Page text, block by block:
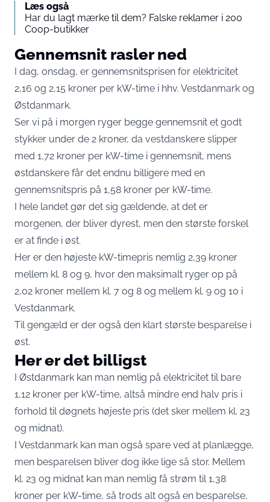
Læs også
Har du lagt mærke til dem? Falske reklamer i 200
Coop-butikker
Gennemsnit rasler ned
I dag, onsdag, er gennemsnitsprisen for elektricitet
2,16 og 2,15 kroner per kW-time i hhv. Vestdanmark og
Østdanmark.
Ser vi på i morgen ryger begge gennemsnit et godt
stykker under de 2 kroner, da vestdanskere slipper
med 1,72 kroner per kW-time i gennemsnit, mens
østdanskere får det endnu billigere med en
gennemsnitspris på 1,58 kroner per kW-time.
I hele landet gør det sig gældende, at det er
morgenen, der bliver dyrest, men den største forskel
er at finde i øst.
Her er den højeste kW-timepris nemlig 2,39 kroner
mellem kl. 8 og 9, hvor den maksimalt ryger op på
2,02 kroner mellem kl. 7 og 8 og mellem kl. 9 og 10 i
Vestdanmark.
Til gengæld er der også den klart største besparelse i
øst.
Her er det billigst
I Østdanmark kan man nemlig på elektricitet til bare
1,12 kroner per kW-time, altså mindre end halv pris i
forhold til døgnets højeste pris (det sker mellem kl. 23
og midnat).
I Vestdanmark kan man også spare ved at planlægge,
men besparelsen bliver dog ikke lige så stor. Mellem
kl. 23 og midnat kan man nemlig få strøm til 1,38
kroner per kW-time, så trods alt også en besparelse,